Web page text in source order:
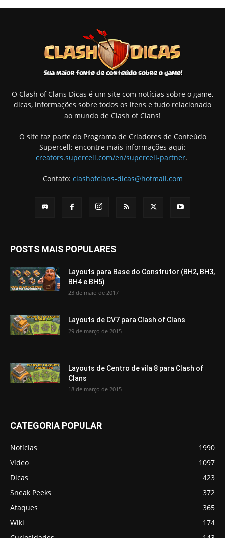
O Clash of Clans Dicas é um site com notícias sobre o game,
dicas, informações sobre todos os itens e tudo relacionado
ao mundo de Clash of Clans!
O site faz parte do Programa de Criadores de Conteúdo
Supercell; encontre mais informações aqui:
creators.supercell.com/en/supercell-partner.
Contato: clashofclans-dicas@hotmail.com
POSTS MAIS POPULARES
Layouts para Base do Construtor (BH2, BH3,
BH4 e BH5)
23 de maio de 2017
Layouts de CV7 para Clash of Clans
29 de março de 2015
Layouts de Centro de vila 8 para Clash of
Clans
18 de março de 2015
CATEGORIA POPULAR
Notícias
1990
Vídeo
1097
Dicas
423
Sneak Peeks
372
Ataques
365
Wiki
174